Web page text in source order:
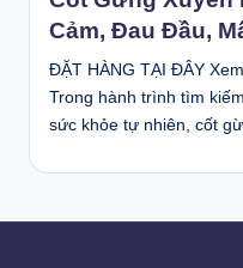
Cảm, Đau Đầu,
ĐẶT HÀNG TẠI ĐÂY
Trong hành trình tìm
sức khỏe tự nhiên, cốt